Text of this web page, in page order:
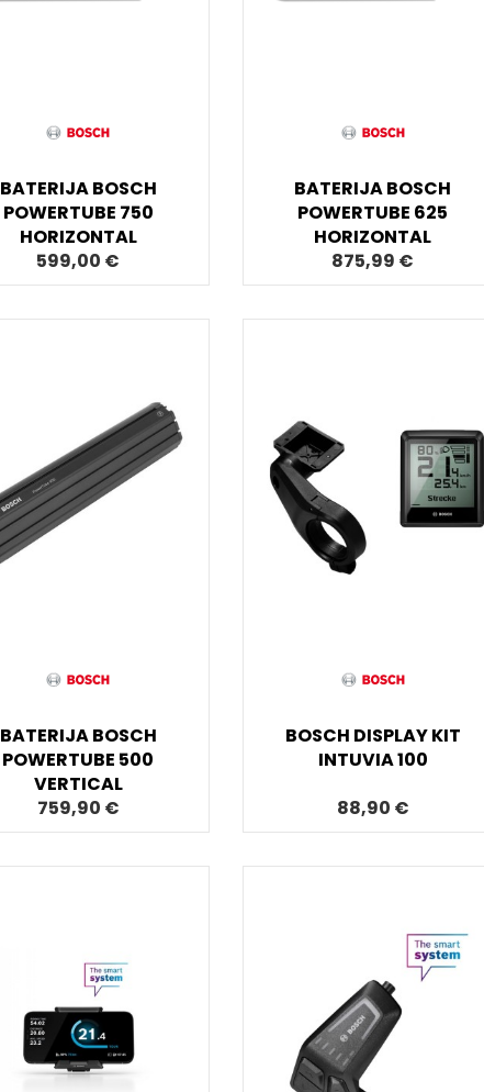
BATERIJA BOSCH
POWERTUBE 750
HORIZONTAL
599,00 €
BATERIJA BOSCH
POWERTUBE 625
HORIZONTAL
875,99 €
BATERIJA BOSCH
POWERTUBE 500
VERTICAL
759,90 €
BOSCH DISPLAY KIT
INTUVIA 100
88,90 €